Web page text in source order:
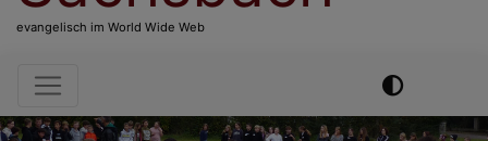
evangelisch im World Wide Web
Hauptnavigation